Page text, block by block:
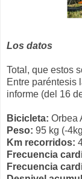
Los datos
Total, que estos
Entre paréntesis
informe (del 16
Bicicleta: Orbea
Peso: 95 kg (-
Km recorridos:
Frecuencia
Frecuencia